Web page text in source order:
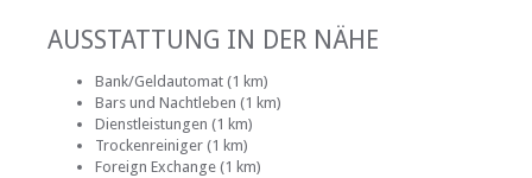
AUSSTATTUNG IN DER NÄHE
Bank/Geldautomat (1 km)
Bars und Nachtleben (1 km)
Dienstleistungen (1 km)
Trockenreiniger (1 km)
Foreign Exchange (1 km)